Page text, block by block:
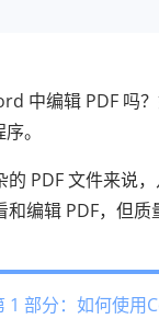
中编辑 PDF 吗
。
的 PDF 文件来说
和编辑 PDF，但
1 部分：如何使用